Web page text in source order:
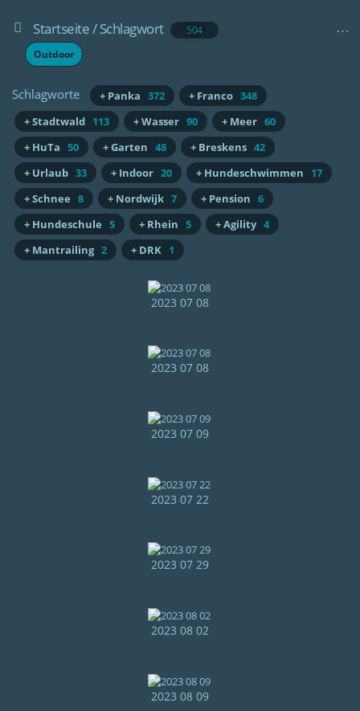
Startseite/Schlagwort
504
Outdoor
Schlagworte + Panka 372 + Franco 348
+ Stadtwald 113 + Wasser 90 + Meer 60
+ HuTa 50 + Garten 48 + Breskens 42
+ Urlaub 33 + Indoor 20 + Hundeschwimmen
17
+ Schnee 8 + Nordwijk 7 + Pension 6
+ Hundeschule 5 + Rhein 5 + Agility 4
+ Mantrailing 2 + DRK 1
2023 07 08
2023 07 08
2023 07 09
2023 07 22
2023 07 29
2023 08 02
2023 08 09